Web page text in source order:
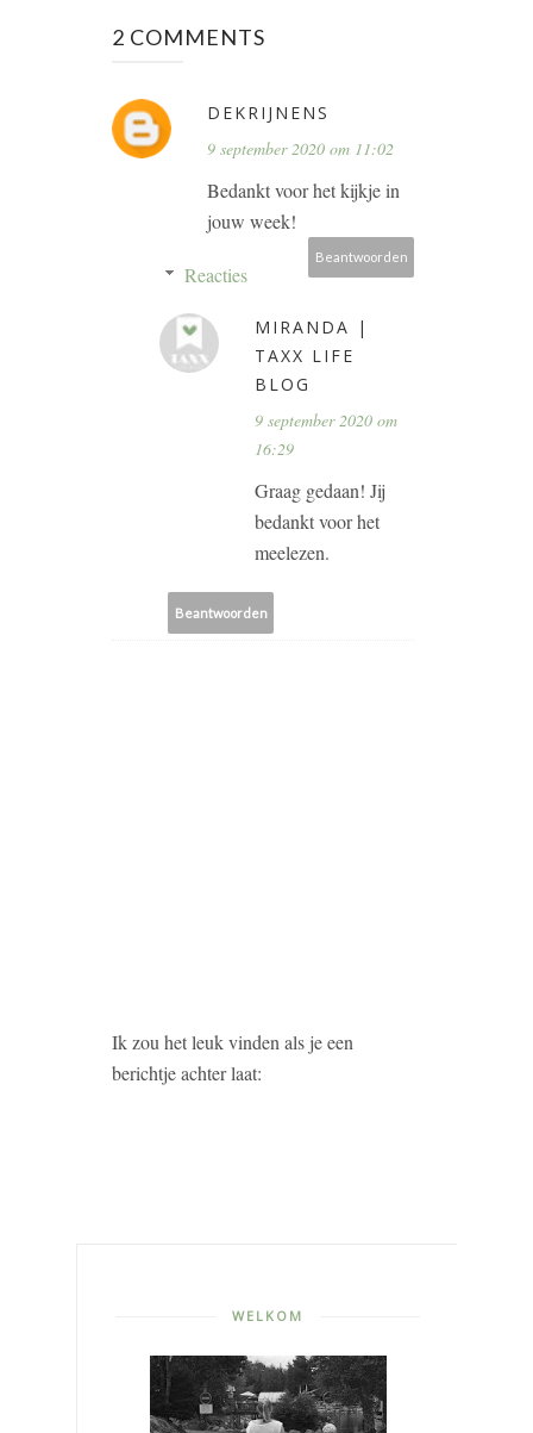
2 COMMENTS
DEKRIJNENS
9 september 2020 om 11:02
Bedankt voor het kijkje in
jouw week!
Beantwoorden
Reacties
MIRANDA |
TAXX LIFE
BLOG
9 september 2020 om
16:29
Graag gedaan! Jij
bedankt voor het
meelezen.
Beantwoorden
Ik zou het leuk vinden als je een
berichtje achter laat:
WELKOM